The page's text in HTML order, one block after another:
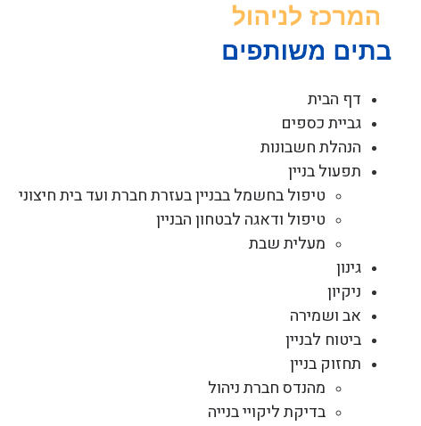
דף הבית
גביית כספים
הנהלת חשבונות
תפעול בניין
טיפול בחשמל בבניין בעזרת חברת ועד בית חיצוני
טיפול ודאגה לבטחון הבניין
מעלית שבת
גינון
ניקיון
אב ושמירה
ביטוח לבניין
תחזוק בניין
מהנדס חברת ניהול
בדיקת ליקויי בנייה